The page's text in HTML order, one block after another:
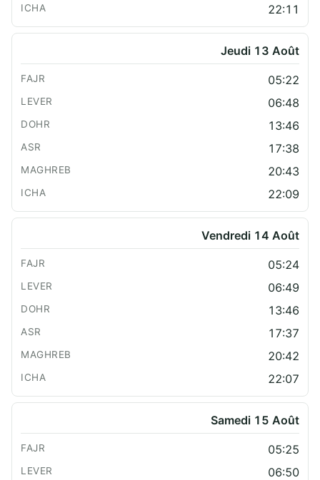
22:11
Jeudi 13 Août
05:22
06:48
13:46
17:38
20:43
22:09
Vendredi 14 Août
05:24
06:49
13:46
17:37
20:42
22:07
Samedi 15 Août
05:25
06:50